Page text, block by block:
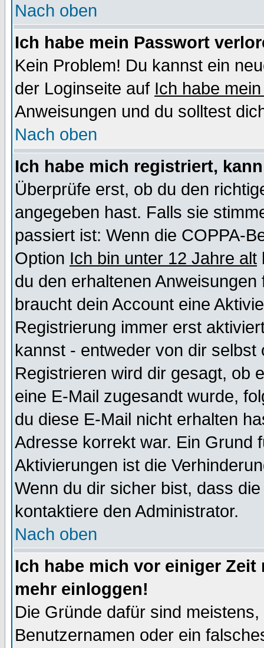
Nach oben
Ich habe mein Passwort
Kein Problem! Du kannst ein
der Loginseite auf Ich habe
Anweisungen und du solltest
Nach oben
Ich habe mich registriert,
Überprüfe erst, ob du den
angegeben hast. Falls sie
passiert ist: Wenn die COPPA-
Option Ich bin unter 12 Jahre alt
du den erhaltenen
braucht dein Account eine
Registrierung immer erst
kannst - entweder von dir selbst
Registrieren wird dir gesagt, ob
eine E-Mail zugesandt wurde,
du diese E-Mail nicht erhalten
Adresse korrekt war. Ein Grund
Aktivierungen ist die
Wenn du dir sicher bist, dass
kontaktiere den Administrator.
Nach oben
Ich habe mich vor einiger
mehr einloggen!
Die Gründe dafür sind
Benutzernamen oder ein